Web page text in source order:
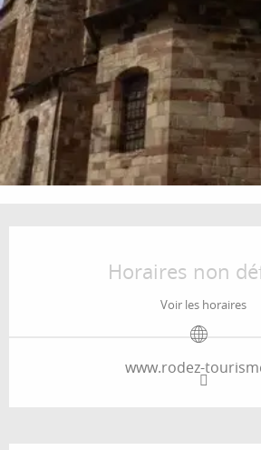
Horaires non
Voir les horaires
www.rodez-